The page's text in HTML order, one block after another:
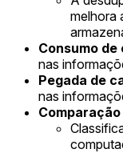
melhora
Consumo de
nas
Pegada de
nas